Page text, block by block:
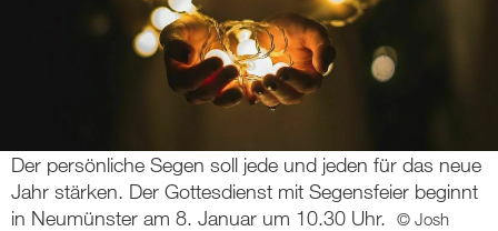
Der persönliche Segen soll jede und jeden für das neue
Jahr stärken. Der Gottesdienst mit Segensfeier beginnt
in Neumünster am 8. Januar um 10.30 Uhr.
© Josh